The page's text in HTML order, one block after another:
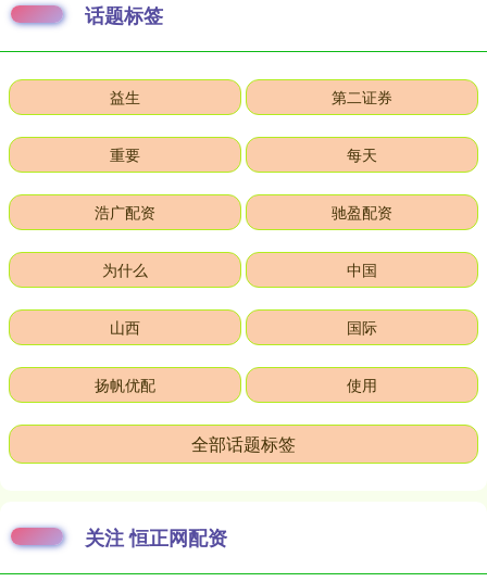
话题标签
益生 第二证券
重要 每天
浩广配资 驰盈配资
为什么 中国
山西 国际
扬帆优配 使用
全部话题标签
关注 恒正网配资